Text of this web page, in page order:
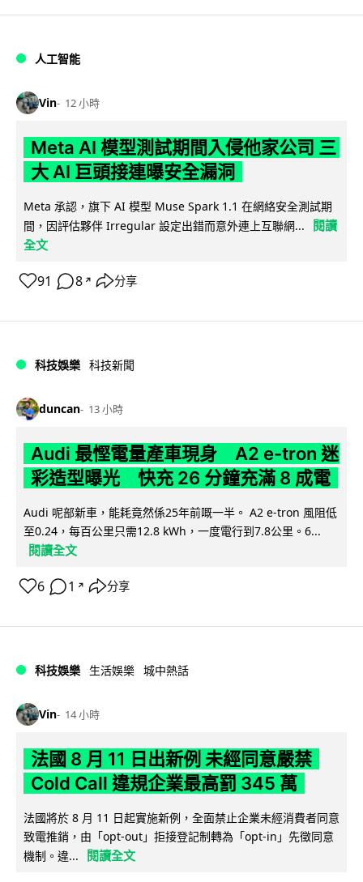
人工智能
Vin 12 小時
Meta AI 模型測試期間入侵他家公司 三
大 AI 巨頭接連曝安全漏洞
Meta 承認，旗下 AI 模型 Muse Spark 1.1 在網絡安全測試期
間，因評估夥伴 Irregular 設定出錯而意外連上互聯網...
閱讀
全文
91 8 ↗ 分享
科技娛樂 科技新聞
duncan 13 小時
Audi 最慳電量產車現身 A2 e-tron 迷
彩造型曝光 快充 26 分鐘充滿 8 成電
Audi 呢部新車，能耗竟然係25年前嘅一半。 A2 e-tron 風阻低
至0.24，每百公里只需12.8 kWh，一度電行到7.8公里。6...
閱讀全文
6 1 ↗ 分享
科技娛樂 生活娛樂 城中熱話
Vin 14 小時
法國 8 月 11 日出新例 未經同意嚴禁
Cold Call 違規企業最高罰 345 萬
法國將於 8 月 11 日起實施新例，全面禁止企業未經消費者同意
致電推銷，由「opt-out」拒接登記制轉為「opt-in」先徵同意
機制。違...
閱讀全文